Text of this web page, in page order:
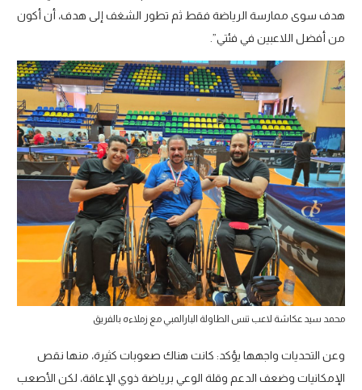
هدف سوى ممارسة الرياضة فقط ثم تطور الشغف إلى هدف، أن أكون
من أفضل اللاعبين في فئتي”.
محمد سيد عكاشة لاعب تنس الطاولة البارالمبي مع زملاءه بالفريق
وعن التحديات واجهها يؤكد: كانت هناك صعوبات كثيرة، منها نقص
الإمكانيات وضعف الدعم وقلة الوعي برياضة ذوي الإعاقة، لكن الأصعب